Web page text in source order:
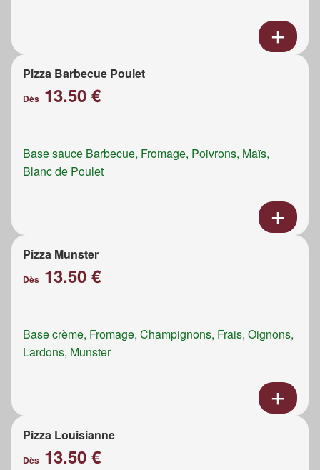
Pizza Barbecue Poulet
Dès 13.50 €
Base sauce Barbecue, Fromage, Poivrons, Maïs,
Blanc de Poulet
Pizza Munster
Dès 13.50 €
Base crème, Fromage, Champignons, Frais, Oignons,
Lardons, Munster
Pizza Louisianne
Dès 13.50 €